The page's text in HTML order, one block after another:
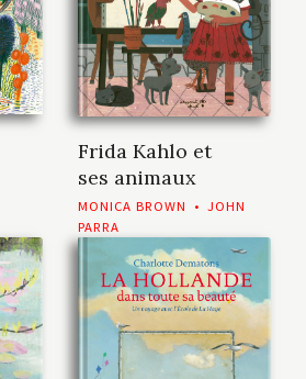
Frida Kahlo et
ses animaux
MONICA BROWN • JOHN
PARRA